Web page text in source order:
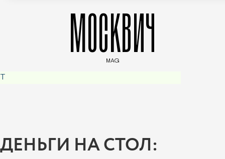
МОСКВИЧ
MAG
Редакция Москвич Mag
Спецпроект
ДЕНЬГИ НА СТОЛ: